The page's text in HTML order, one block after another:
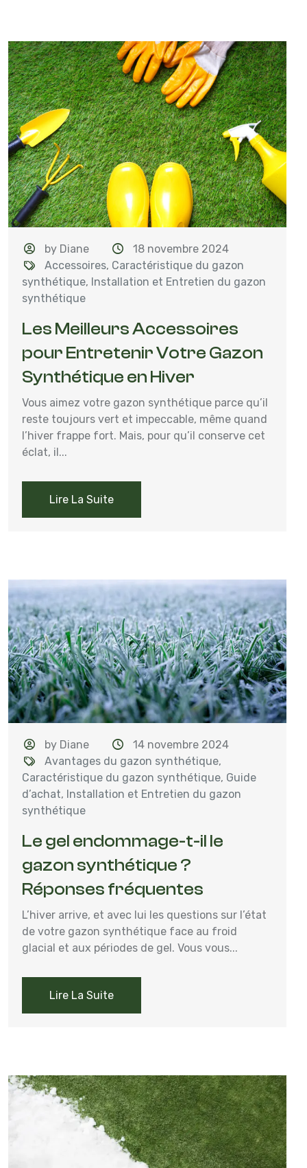
by Diane
18 novembre 2024
Accessoires, Caractéristique du gazon
synthétique, Installation et Entretien du gazon
synthétique
Les Meilleurs Accessoires
pour Entretenir Votre Gazon
Synthétique en Hiver
Vous aimez votre gazon synthétique parce qu’il
reste toujours vert et impeccable, même quand
l’hiver frappe fort. Mais, pour qu’il conserve cet
éclat, il...
Lire La Suite
by Diane
14 novembre 2024
Avantages du gazon synthétique,
Caractéristique du gazon synthétique, Guide
d’achat, Installation et Entretien du gazon
synthétique
Le gel endommage-t-il le
gazon synthétique ?
Réponses fréquentes
L’hiver arrive, et avec lui les questions sur l’état
de votre gazon synthétique face au froid
glacial et aux périodes de gel. Vous vous...
Lire La Suite